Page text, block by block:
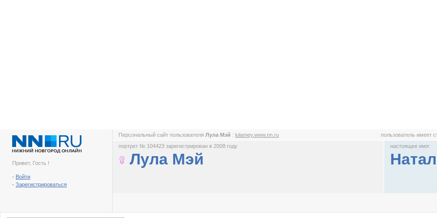
Привет, Гость !
- Войти
- Зарегистрироваться
Персональный сайт пользователя Лула Мэй : lulamey.www.nn.ru пользователь имеет
портрет № 104423 зарегистрирован в 2008 году
Лула Мэй
настоящее имя: